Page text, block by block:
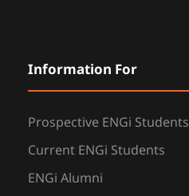
Information For
Prospective ENGi Students
Current ENGi Students
ENGi Alumni